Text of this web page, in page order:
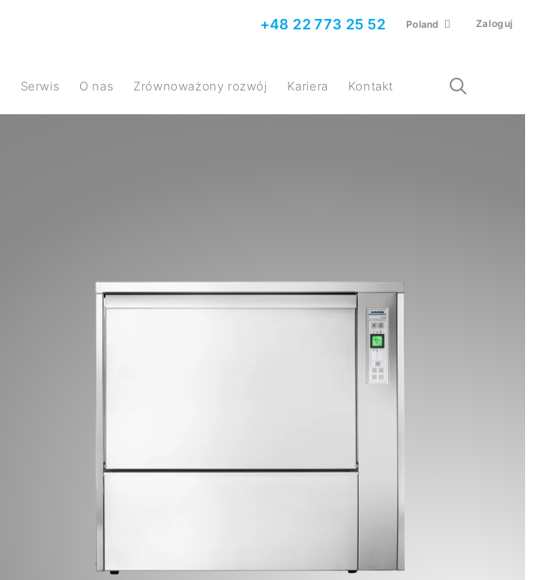
+48 22 773 25 52 Poland Zaloguj
Serwis O nas Zrównoważony rozwój Kariera Kontakt